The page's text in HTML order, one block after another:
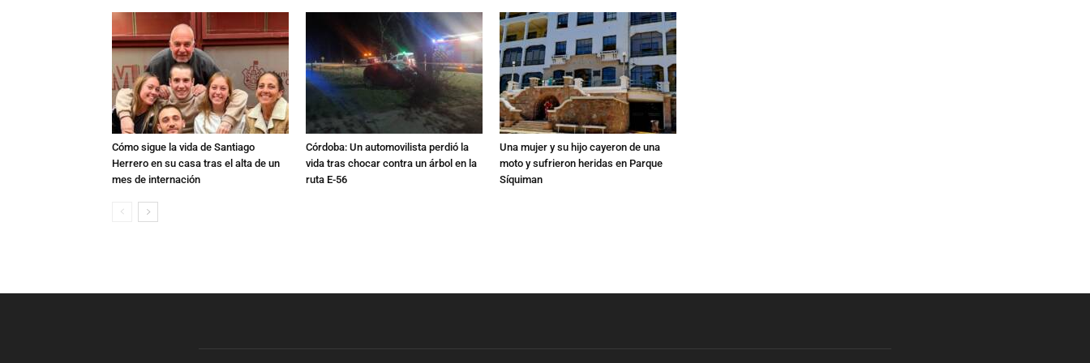
Cómo sigue la vida de Santiago
Herrero en su casa tras el alta de un
mes de internación
Córdoba: Un automovilista perdió la
vida tras chocar contra un árbol en la
ruta E-56
Una mujer y su hijo cayeron de una
moto y sufrieron heridas en Parque
Síquiman